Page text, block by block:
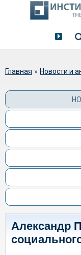
Вы здесь
Главная » Новости и
Александр